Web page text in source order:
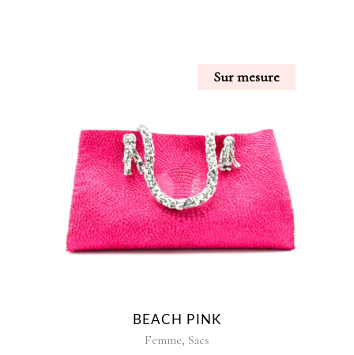
Sur mesure
BEACH PINK
Femme, Sacs